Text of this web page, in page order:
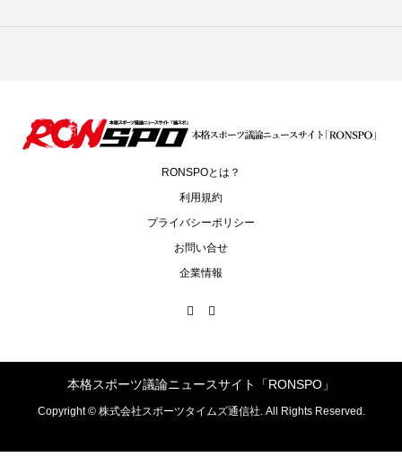
RONSPOとは？
利用規約
プライバシーポリシー
お問い合せ
企業情報
本格スポーツ議論ニュースサイト「RONSPO」
Copyright ©株式会社スポーツタイムズ通信社. All Rights Reserved.